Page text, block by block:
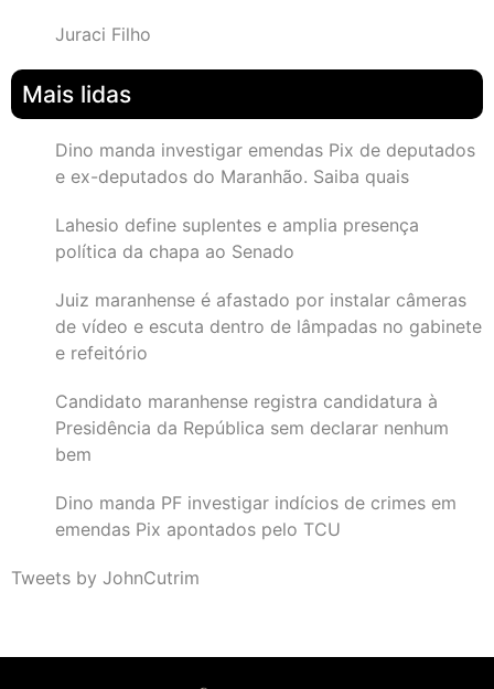
Juraci Filho
Mais lidas
Dino manda investigar emendas Pix de deputados
e ex-deputados do Maranhão. Saiba quais
Lahesio define suplentes e amplia presença
política da chapa ao Senado
Juiz maranhense é afastado por instalar câmeras
de vídeo e escuta dentro de lâmpadas no gabinete
e refeitório
Candidato maranhense registra candidatura à
Presidência da República sem declarar nenhum
bem
Dino manda PF investigar indícios de crimes em
emendas Pix apontados pelo TCU
Tweets by JohnCutrim